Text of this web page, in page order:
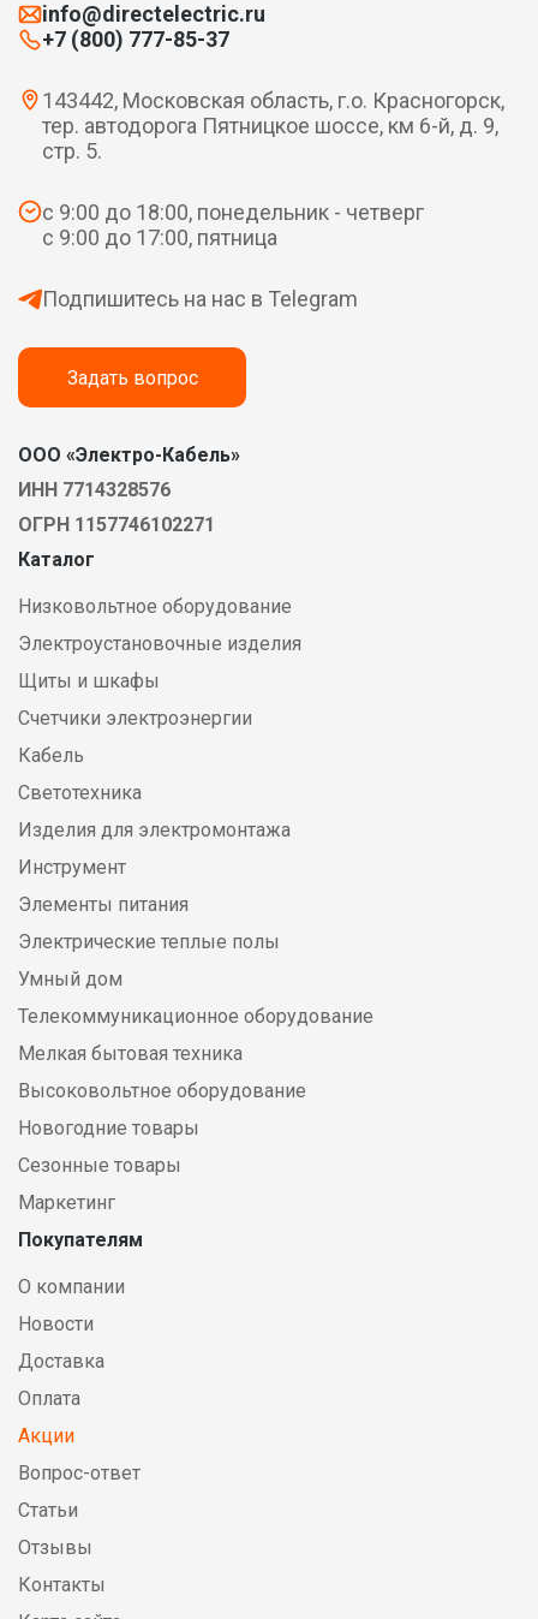
info@directelectric.ru
+7 (800) 777-85-37
143442, Московская область, г.о. Красногорск,
тер. автодорога Пятницкое шоссе, км 6-й, д. 9,
стр. 5.
с 9:00 до 18:00, понедельник - четверг
с 9:00 до 17:00, пятница
Подпишитесь на нас в Telegram
Задать вопрос
ООО «Электро-Кабель»
ИНН 7714328576
ОГРН 1157746102271
Каталог
Низковольтное оборудование
Электроустановочные изделия
Щиты и шкафы
Счетчики электроэнергии
Кабель
Светотехника
Изделия для электромонтажа
Инструмент
Элементы питания
Электрические теплые полы
Умный дом
Телекоммуникационное оборудование
Мелкая бытовая техника
Высоковольтное оборудование
Новогодние товары
Сезонные товары
Маркетинг
Покупателям
О компании
Новости
Доставка
Оплата
Акции
Вопрос-ответ
Статьи
Отзывы
Контакты